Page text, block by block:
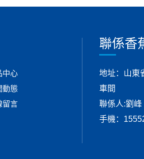
中心
動態
留言
聯係香
地址：山東
車間
聯係人:劉峰
手機：